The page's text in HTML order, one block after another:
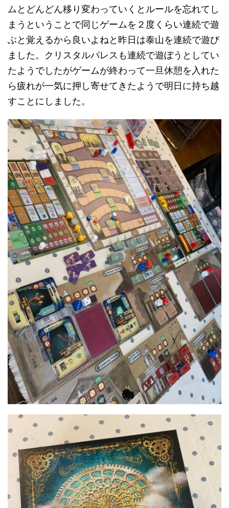
ムとどんどん移り変わっていくとルールを忘れてし
まうということで同じゲームを２度くらい連続で遊
ぶと覚えるから良いよねと昨日は泰山を連続で遊び
ました。クリスタルパレスも連続で遊ぼうとしてい
たようでしたがゲームが終わって一旦休憩を入れた
ら疲れが一気に押し寄せてきたようで明日に持ち越
すことにしました。